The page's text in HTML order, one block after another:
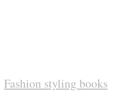
Fashion styling books